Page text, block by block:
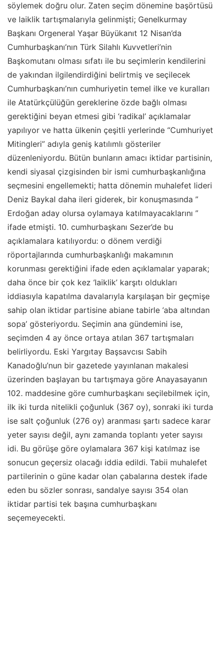
söylemek doğru olur. Zaten seçim dönemine başörtüsü
ve laiklik tartışmalarıyla gelinmişti; Genelkurmay
Başkanı Orgeneral Yaşar Büyükanıt 12 Nisan’da
Cumhurbaşkanı’nın Türk Silahlı Kuvvetleri’nin
Başkomutanı olması sıfatı ile bu seçimlerin kendilerini
de yakından ilgilendirdiğini belirtmiş ve seçilecek
Cumhurbaşkanı’nın cumhuriyetin temel ilke ve kuralları
ile Atatürkçülüğün gereklerine özde bağlı olması
gerektiğini beyan etmesi gibi ‘radikal’ açıklamalar
yapılıyor ve hatta ülkenin çeşitli yerlerinde “Cumhuriyet
Mitingleri” adıyla geniş katılımlı gösteriler
düzenleniyordu. Bütün bunların amacı iktidar partisinin,
kendi siyasal çizgisinden bir ismi cumhurbaşkanlığına
seçmesini engellemekti; hatta dönemin muhalefet lideri
Deniz Baykal daha ileri giderek, bir konuşmasında ”
Erdoğan aday olursa oylamaya katılmayacaklarını ”
ifade etmişti. 10. cumhurbaşkanı Sezer’de bu
açıklamalara katılıyordu: o dönem verdiği
röportajlarında cumhurbaşkanlığı makamının
korunması gerektiğini ifade eden açıklamalar yaparak;
daha önce bir çok kez ‘laiklik’ karşıtı oldukları
iddiasıyla kapatılma davalarıyla karşılaşan bir geçmişe
sahip olan iktidar partisine abiane tabirle ‘aba altından
sopa’ gösteriyordu. Seçimin ana gündemini ise,
seçimden 4 ay önce ortaya atılan 367 tartışmaları
belirliyordu. Eski Yargıtay Başsavcısı Sabih
Kanadoğlu’nun bir gazetede yayınlanan makalesi
üzerinden başlayan bu tartışmaya göre Anayasayanın
102. maddesine göre cumhurbaşkanı seçilebilmek için,
ilk iki turda nitelikli çoğunluk (367 oy), sonraki iki turda
ise salt çoğunluk (276 oy) aranması şartı sadece karar
yeter sayısı değil, aynı zamanda toplantı yeter sayısı
idi. Bu görüşe göre oylamalara 367 kişi katılmaz ise
sonucun geçersiz olacağı iddia edildi. Tabii muhalefet
partilerinin o güne kadar olan çabalarına destek ifade
eden bu sözler sonrası, sandalye sayısı 354 olan
iktidar partisi tek başına cumhurbaşkanı
seçemeyecekti.